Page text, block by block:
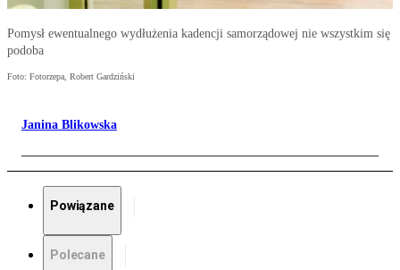
Pomysł ewentualnego wydłużenia kadencji samorządowej nie wszystkim się
podoba
Foto: Fotorzepa, Robert Gardziński
Janina Blikowska
Powiązane
Polecane